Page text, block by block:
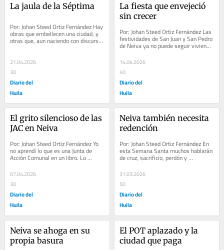
La jaula de la Séptima
Por: Johan Steed Ortiz Fernández Hay
obras que embellecen una ciudad, y
otras que, aun naciendo con discurso
de ornato, terminan retratando la
21.04.2026
30
Diario del
Huila
La fiesta que envejeció
sin crecer
Por: Johan Steed Ortiz Fernández Las
festividades de San Juan y San Pedro
de Neiva ya no puede seguir viviendo
de la nostalgia. Estamos ad-portas
de...
14.04.2026
40
Diario del
Huila
El grito silencioso de las
JAC en Neiva
Por: Johan Steed Ortiz Fernández Yo
no aprendí lo que es una Junta de
Acción Comunal en un libro. Lo
ser...
07.04.2026
30
Diario del
Huila
Neiva también necesita
redención
Por: Johan Steed Ortiz Fernández En
esta Semana Santa muchos hablarán
de cruz, sacrificio, perdón y
resurrección. Pero Neiva sigue
atrapada en su...
31.03.2026
50
Diario del
Huila
Neiva se ahoga en su
propia basura
El POT aplazado y la
ciudad que paga